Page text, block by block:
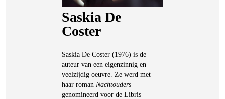
Saskia De
Coster
Saskia De Coster (1976) is de
auteur van een eigenzinnig en
veelzijdig oeuvre. Ze werd met
haar roman Nachtouders
genomineerd voor de Libris